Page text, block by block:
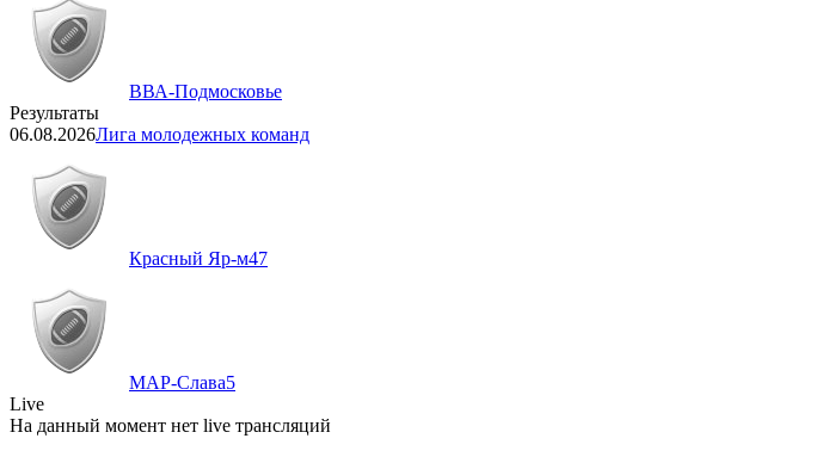
ВВА-Подмосковье
Результаты
06.08.2026Лига молодежных команд
Красный Яр-м47
МАР-Слава5
Live
На данный момент нет live трансляций